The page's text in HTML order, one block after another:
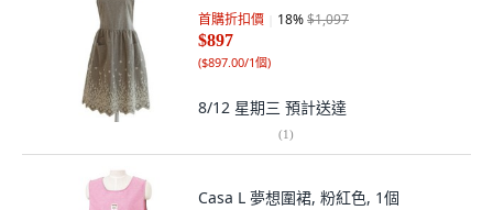
首購折扣價 18%$1,097
$897
($897.00/1個)
8/12 星期三 預計送達
(1)
Casa L 夢想圍裙, 粉紅色, 1個